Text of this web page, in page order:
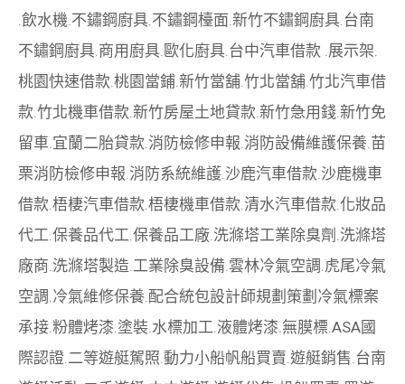
.飲水機.不鏽鋼廚具.不鏽鋼檯面.新竹不鏽鋼廚具.台南
不鏽鋼廚具.商用廚具.歐化廚具.台中汽車借款 .展示架.
桃園快速借款.桃園當鋪.新竹當舖.竹北當舖.竹北汽車借
款.竹北機車借款.新竹房屋土地貸款.新竹急用錢.新竹免
留車.宜蘭二胎貸款.消防檢修申報.消防設備維護保養.苗
栗消防檢修申報.消防系統維護.沙鹿汽車借款.沙鹿機車
借款.梧棲汽車借款.梧棲機車借款.清水汽車借款.化妝品
代工.保養品代工.保養品工廠.洗滌塔工業除臭劑 .洗滌塔
廠商.洗滌塔製造.工業除臭設備.雲林冷氣空調.虎尾冷氣
空調.冷氣維修保養.配合統包設計師規劃策劃 冷氣標案
承接.粉體烤漆.塗裝.水標加工.液體烤漆.無膜標.ASA國
際認證.二等遊艇駕照.動力小船帆船買賣.遊艇銷售.台南